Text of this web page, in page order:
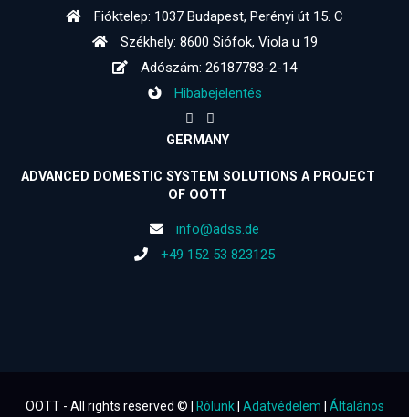
Fióktelep: 1037 Budapest, Perényi út 15. C
Székhely: 8600 Siófok, Viola u 19
Adószám: 26187783-2-14
Hibabejelentés
GERMANY
ADVANCED DOMESTIC SYSTEM SOLUTIONS A PROJECT
OF OOTT
info@adss.de
+49 152 53 823125
OOTT - All rights reserved © | Rólunk| Adatvédelem Általános